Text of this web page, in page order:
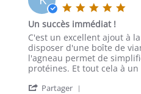
mai
2025
Un succès immédiat !
Commentaire
de
Kathrin
le
mai
Commentaires
Un
succès
immédiat
C'est un excellent ajout à
disposer d'une boîte de
l'agneau permet de
protéines. Et tout cela à
Partager